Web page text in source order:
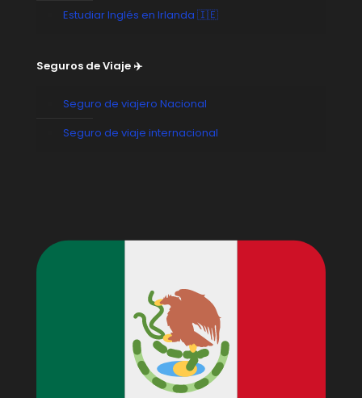
Estudiar Inglés en Irlanda 🇮🇪
Seguros de Viaje ✈️
Seguro de viajero Nacional
Seguro de viaje internacional